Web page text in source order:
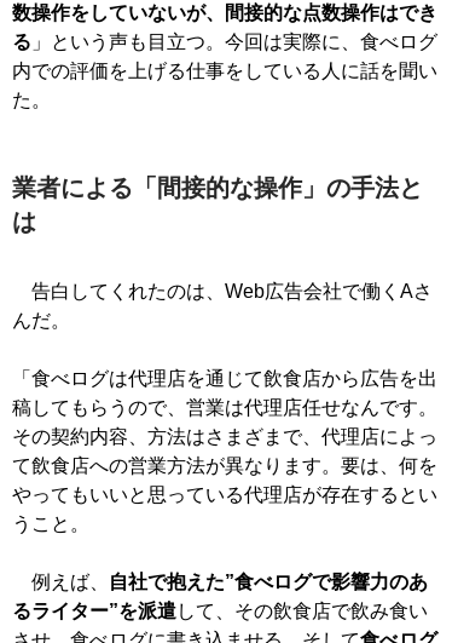
数操作をしていないが、間接的な点数操作はでき
る 」という声も目立つ。今回は実際に、食べログ
内での評価を上げる仕事をしている人に話を聞い
た。
業者による「間接的な操作」の手法と
は
告白してくれたのは、Web広告会社で働くAさ
んだ。
「食べログは代理店を通じて飲食店から広告を出
稿してもらうので、営業は代理店任せなんです。
その契約内容、方法はさまざまで、代理店によっ
て飲食店への営業方法が異なります。要は、何を
やってもいいと思っている代理店が存在するとい
うこと。
例えば、
自社で抱えた”食べログで影響力のあ
るライター”を派遣して、その飲食店で飲み食い